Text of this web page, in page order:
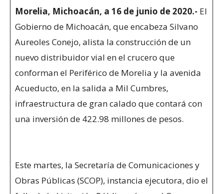
Morelia, Michoacán, a 16 de junio de 2020.- El
Gobierno de Michoacán, que encabeza Silvano
Aureoles Conejo, alista la construcción de un
nuevo distribuidor vial en el crucero que
conforman el Periférico de Morelia y la avenida
Acueducto, en la salida a Mil Cumbres,
infraestructura de gran calado que contará con
una inversión de 422.98 millones de pesos.
Este martes, la Secretaría de Comunicaciones y
Obras Públicas (SCOP), instancia ejecutora, dio el